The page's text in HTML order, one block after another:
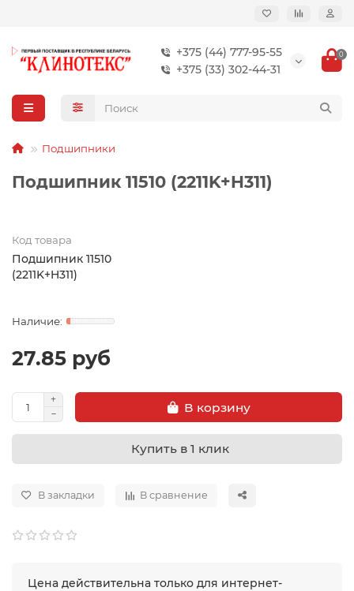
+375 (44) 777-95-55
+375 (33) 302-44-31
0
Подшипники
Подшипник 11510 (2211K+H311)
Код товара
Подшипник 11510
(2211K+H311)
27.85 руб
В корзину
Купить в 1 клик
В закладки В сравнение
Цена действительна только для интернет-